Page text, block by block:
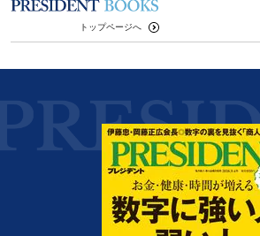
トップページへ